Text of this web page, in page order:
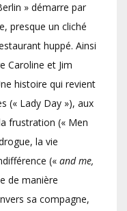
» démarre par
presque un cliché
huppé. Ainsi
Caroline et Jim
histoire qui revient
(« Lady Day »), aux
frustration (« Men
la vie
(« and me,
de manière
sa compagne,